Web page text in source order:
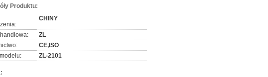
Produktu:
CHINY
ZL
CE,ISO
ZL-2101